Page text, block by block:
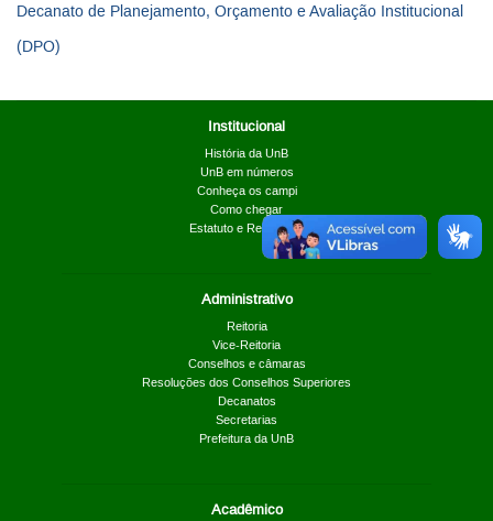
Decanato de Planejamento, Orçamento e Avaliação Institucional
(DPO)
Institucional
História da UnB
UnB em números
Conheça os campi
Como chegar
Estatuto e Regimento
Administrativo
Reitoria
Vice-Reitoria
Conselhos e câmaras
Resoluções dos Conselhos Superiores
Decanatos
Secretarias
Prefeitura da UnB
Acadêmico